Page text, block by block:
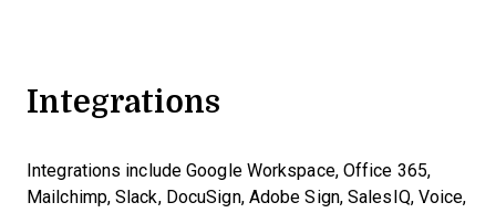
Integrations
Integrations include Google Workspace, Office 365,
Mailchimp, Slack, DocuSign, Adobe Sign, SalesIQ, Voice,